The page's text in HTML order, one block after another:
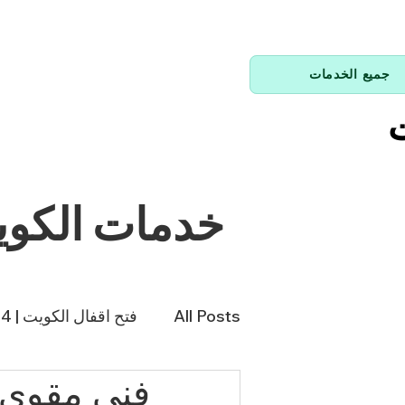
جميع الخدمات
خدمات
All Posts فتح اقفال الكويت | 66214144
فني تكييف | 98943366فني